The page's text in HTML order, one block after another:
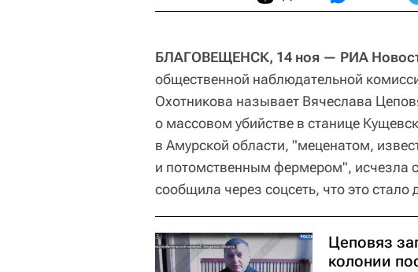
БЛАГОВЕЩЕНСК, 14 ноя — РИА
общественной наблюдательной
Охотникова называет Вячеслава
о массовом убийстве в станице
в Амурской области, "меценатом,
и потомственным фермером", исчезла
сообщила через соцсеть, что это
Цеповяз
колонии